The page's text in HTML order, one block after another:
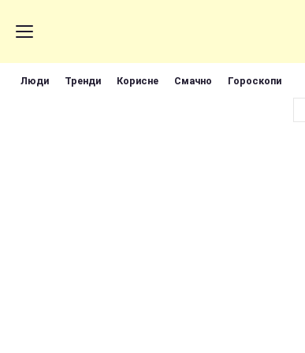
Люди Тренди Корисне Смачно Гороскопи